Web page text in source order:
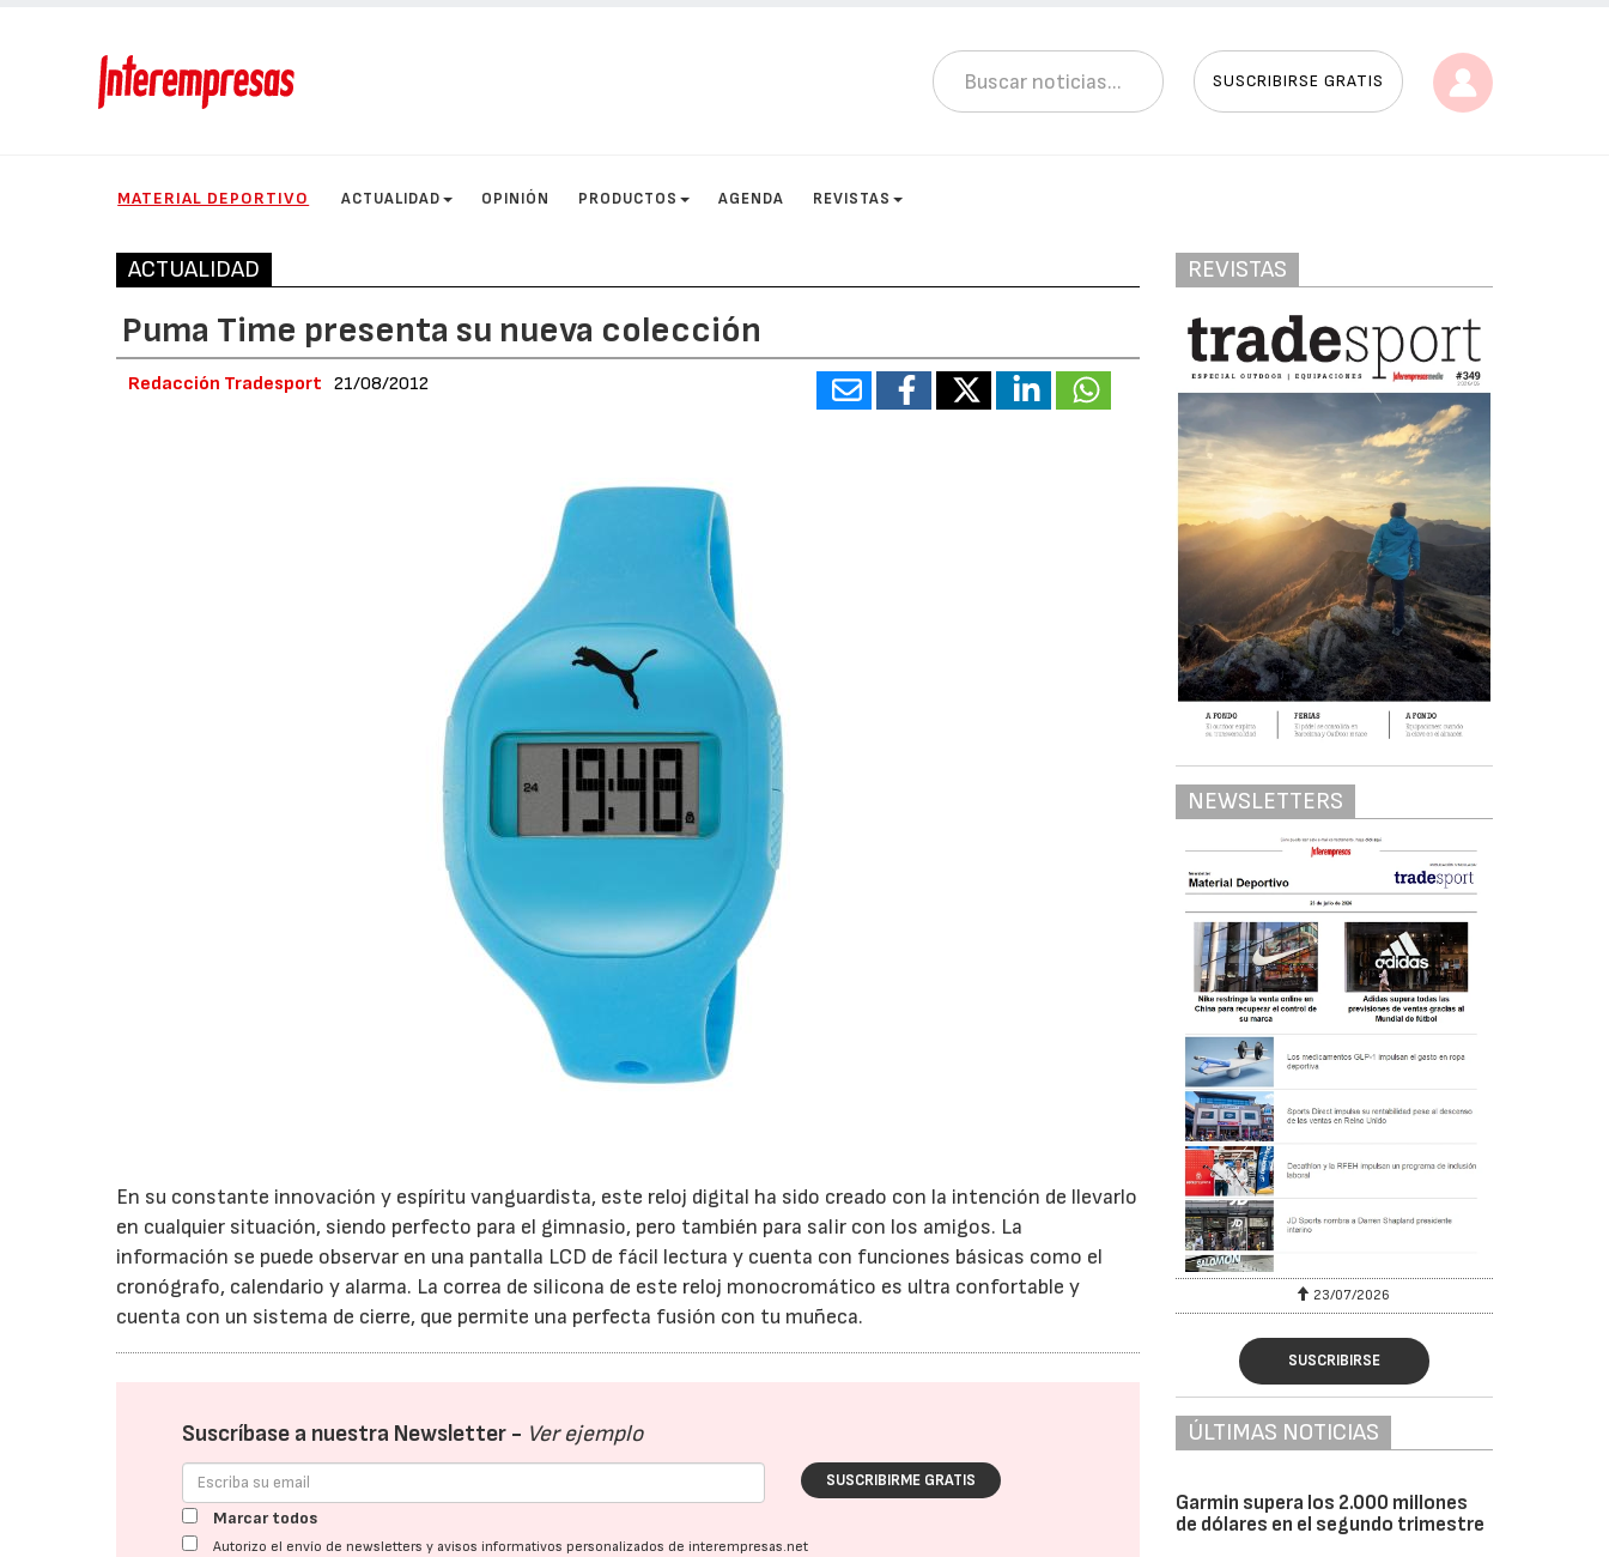
SUSCRIBIRSE GRATIS
MATERIAL DEPORTIVO ACTUALIDAD OPINIÓN PRODUCTOS AGENDA REVISTAS
ACTUALIDAD
Puma Time presenta su nueva colección
Redacción Tradesport 21/08/2012
En su constante innovación y espíritu vanguardista, este reloj digital ha sido creado con la intención de llevarlo
en cualquier situación, siendo perfecto para el gimnasio, pero también para salir con los amigos. La
información se puede observar en una pantalla LCD de fácil lectura y cuenta con funciones básicas como el
cronógrafo, calendario y alarma. La correa de silicona de este reloj monocromático es ultra confortable y
cuenta con un sistema de cierre, que permite una perfecta fusión con tu muñeca.
Suscríbase a nuestra Newsletter - Ver ejemplo
SUSCRIBIRME GRATIS
Marcar todos
Autorizo el envío de newsletters y avisos informativos personalizados de interempresas.net
REVISTAS
NEWSLETTERS
23/07/2026 30/07/2026 23/07/2026
SUSCRIBIRSE
ÚLTIMAS NOTICIAS
Garmin supera los 2.000 millones
de dólares en el segundo trimestre